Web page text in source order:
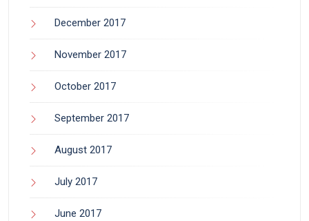
December 2017
November 2017
October 2017
September 2017
August 2017
July 2017
June 2017